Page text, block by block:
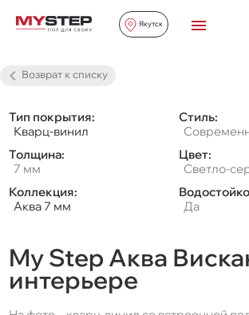
Якутск
Возврат к списку
Тип покрытия:
Кварц-винил
Стиль:
Толщина:
7 мм
Цвет:
Светло-
Коллекция:
Аква 7 мм
Да
My Step Аква
интерьере